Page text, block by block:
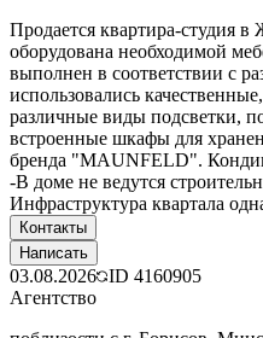
Продается квартира-
оборудована необходимой
выполнен в соответствии с
использовались
различные виды подсветки,
встроенные шкафы для
бренда "MAUNFELD".
-В доме не ведутся
Инфраструктура квартала
Контакты
Написать
03.08.2026 ID 4160905
Агентство